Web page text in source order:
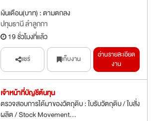
เงินเดือน(บาท) : ตามตกลง
ปทุมธานี ลำลูกกา
19 ชั่วโมงที่แล้ว
แชร์ เก็บงาน
อ่านรายละเอียด
งาน
เจ้าหน้าที่บัญชีต้นทุน
ตรวจสอบการได้มาของวัตถุดิบ : ใบรับวัตถุดิบ / ใบสั่ง
ผลิต / Stock Movement...